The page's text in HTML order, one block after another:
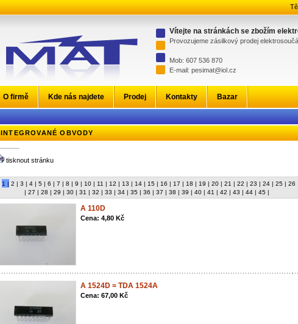
Vítejte na stránkách se zbožím
Provozujeme zásilkový prodej
Mob: 607 536 870
E-mail: pesimat@iol.cz
O firmě Kde nás najdete Prodej Kontakty Bazar
INTEGROVANÉ OBVODY
tisknout stránku
1 | 2 | 3 | 4 | 5 | 6 | 7 | 8 | 9 | 10 | 11 | 12 | 13 | 14 | 15 | 16 | 17 | 18 | 19 | 20 | 21 | 22 | 23 | 24 | 25 | 26
| 27 | 28 | 29 | 30 | 31 | 32 | 33 | 34 | 35 | 36 | 37 | 38 | 39 | 40 | 41 | 42 | 43 | 44 | 45 |
A 110D
Cena: 4,80 Kč
A 1524D = TDA 1524A
Cena: 67,00 Kč